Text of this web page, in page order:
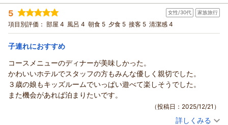
宿泊時期： 2025年12月宿泊 (子連れ旅行)
投稿者： みぃみさん
宿泊プラン： ☆2食付き☆ベット2つのお部屋★近い！おいしい！うれしい
♪☆
和洋室 朝・夕
宿泊価格帯： 13,001～14,000円(大人一人あたり/税込)
5 女性/30代 家族旅行
項目別評価： 部屋 4 風呂 4 朝食 5 夕食 5 接客 5 清潔感 4
子連れにおすすめ
コースメニューのディナーが美味しかった。
かわいいホテルでスタッフの方もみんな優しく親切でした。
３歳の娘もキッズルームでいっぱい遊べて楽しそうでした。
また機会があれば泊まりたいです。
（投稿日：2025/12/21）
詳しくみる